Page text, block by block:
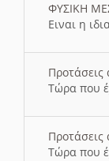
ΦΥΣΙΚΗ
Ειναι η
Τώρα που
Τώρα που